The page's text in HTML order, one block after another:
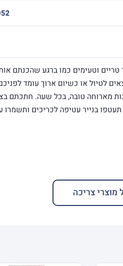
וטעימים כמו ברגע שהכנתם
לטיול או כשיום ארוך עומד
מארוחה טובה, בכל שעה. חתכתם
בנייר עטיפה לכריכים ותשמרו
מוצרי צריכה